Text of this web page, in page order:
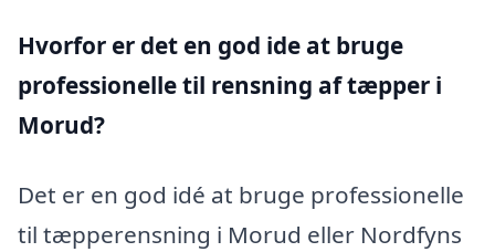
Hvorfor er det en god ide at bruge
professionelle til rensning af tæpper i
Morud?
Det er en god idé at bruge professionelle
til tæpperensning i Morud eller Nordfyns